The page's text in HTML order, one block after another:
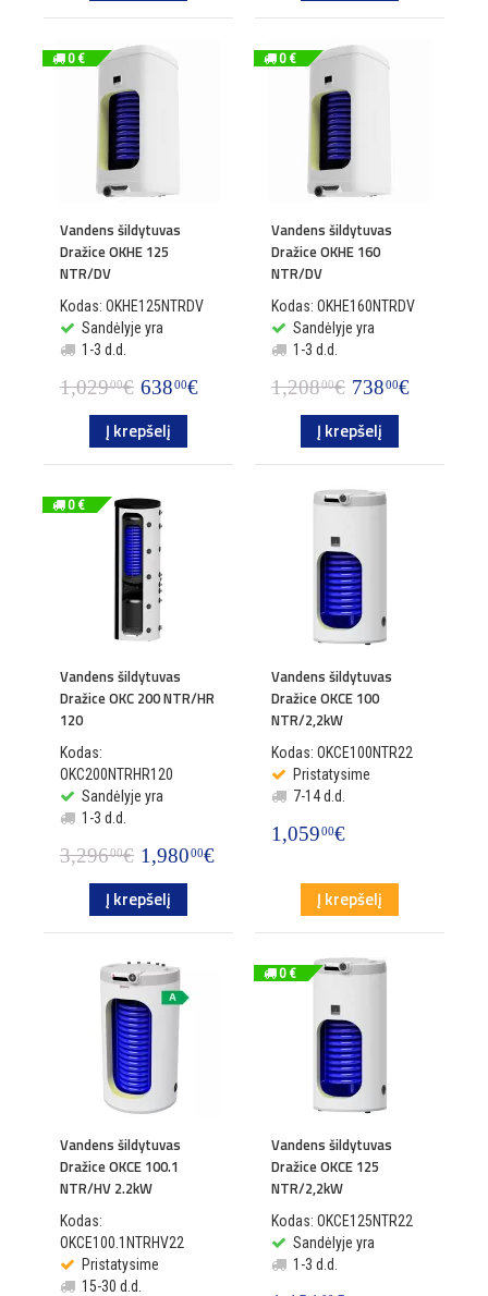
0 €
Vandens šildytuvas
Dražice OKHE 125
NTR/DV
Kodas: OKHE125NTRDV
Sandėlyje yra
1-3 d.d.
1,02900€ 63800€
Į krepšelį
0 €
Vandens šildytuvas
Dražice OKHE 160
NTR/DV
Kodas: OKHE160NTRDV
Sandėlyje yra
1-3 d.d.
1,20800€ 73800€
Į krepšelį
0 €
Vandens šildytuvas
Dražice OKC 200 NTR/HR
120
Kodas:
OKC200NTRHR120
Sandėlyje yra
1-3 d.d.
3,29600€ 1,98000€
Į krepšelį
Vandens šildytuvas
Dražice OKCE 100
NTR/2,2kW
Kodas: OKCE100NTR22
Pristatysime
7-14 d.d.
1,05900€
Į krepšelį
Vandens šildytuvas
Dražice OKCE 100.1
NTR/HV 2.2kW
Kodas:
OKCE100.1NTRHV22
Pristatysime
15-30 d.d.
0 €
Vandens šildytuvas
Dražice OKCE 125
NTR/2,2kW
Kodas: OKCE125NTR22
Sandėlyje yra
1-3 d.d.